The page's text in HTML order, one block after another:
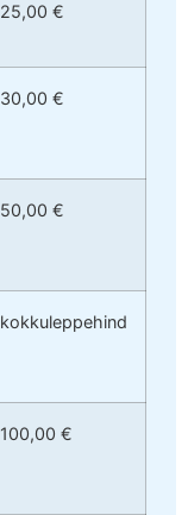
25,00 €
30,00 €
50,00 €
kokkuleppehind
100,00 €